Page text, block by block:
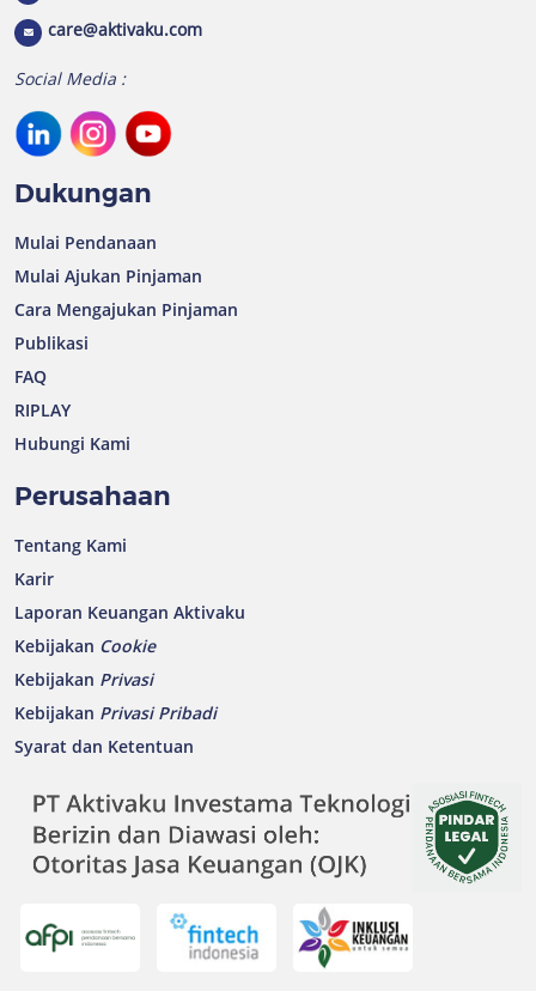
care@aktivaku.com
Social Media :
Dukungan
Mulai Pendanaan
Mulai Ajukan Pinjaman
Cara Mengajukan Pinjaman
Publikasi
FAQ
RIPLAY
Hubungi Kami
Perusahaan
Tentang Kami
Karir
Laporan Keuangan Aktivaku
Kebijakan Cookie
Kebijakan Privasi
Kebijakan Privasi Pribadi
Syarat dan Ketentuan